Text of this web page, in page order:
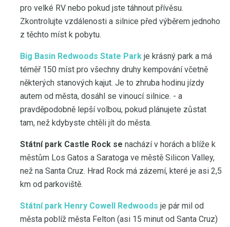
pro velké RV nebo pokud jste táhnout přívěsu.
Zkontrolujte vzdálenosti a silnice před výběrem jednoho
z těchto míst k pobytu.
Big Basin Redwoods State Park je krásný park a má
téměř 150 míst pro všechny druhy kempování včetně
některých stanových kajut. Je to zhruba hodinu jízdy
autem od města, dosáhl se vinoucí silnice. - a
pravděpodobně lepší volbou, pokud plánujete zůstat
tam, než kdybyste chtěli jít do města.
Státní park Castle Rock se nachází v horách a blíže k
městům Los Gatos a Saratoga ve městě Silicon Valley,
než na Santa Cruz. Hrad Rock má zázemí, které je asi 2,5
km od parkoviště.
Státní park Henry Cowell Redwoods je pár mil od
města poblíž města Felton (asi 15 minut od Santa Cruz)